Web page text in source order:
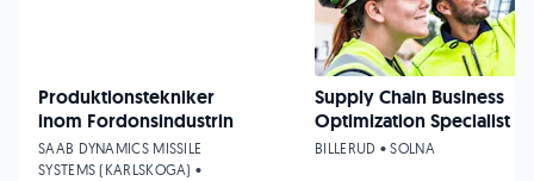
Produktionstekniker
inom Fordonsindustrin
SAAB DYNAMICS MISSILE
SYSTEMS (KARLSKOGA) •
Supply Chain Business
Optimization Specialist
BILLERUD • SOLNA